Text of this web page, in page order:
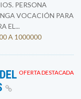
PERSONA
VOCACIÓN PARA
EL...
A 1000000
OFERTA DESTACADA